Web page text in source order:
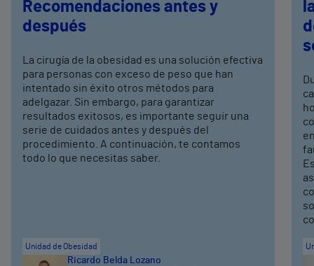
Recomendaciones antes y
después
La cirugía de la obesidad es una solución efectiva
para personas con exceso de peso que han
intentado sin éxito otros métodos para
adelgazar. Sin embargo, para garantizar
resultados exitosos, es importante seguir una
serie de cuidados antes y después del
procedimiento. A continuación, te contamos
todo lo que necesitas saber.
Unidad de Obesidad
Ricardo Belda Lozano